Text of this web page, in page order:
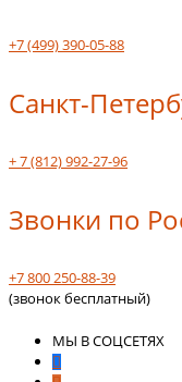
+7 (499) 390-05-88
Санкт-
+ 7 (812) 992-27-96
Звонки по
+7 800 250-88-39
(звонок бесплатный)
МЫ В СОЦСЕТЯХ